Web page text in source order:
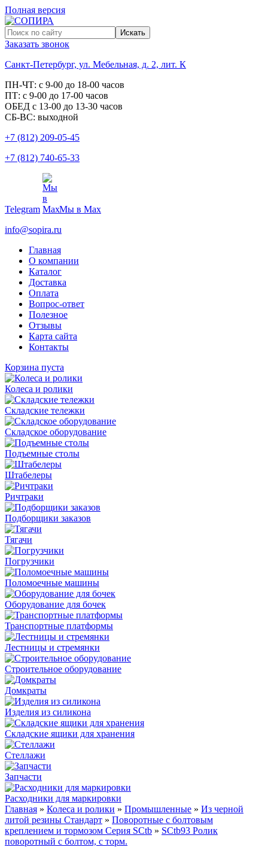
Полная версия
Заказать звонок
Санкт-Петербург, ул. Мебельная, д. 2, лит. К
ПН-ЧТ: с 9-00 до 18-00 часов
ПТ: с 9-00 до 17-00 часов
ОБЕД с 13-00 до 13-30 часов
СБ-ВС: выходной
+7 (812) 209-05-45
+7 (812) 740-65-33
Telegram
Мы в Max
info@sopira.ru
Главная
О компании
Каталог
Доставка
Оплата
Вопрос-ответ
Полезное
Отзывы
Карта сайта
Контакты
Корзина пуста
Колеса и ролики
Складские тележки
Складское оборудование
Подъемные столы
Штабелеры
Ричтраки
Подборщики заказов
Тягачи
Погрузчики
Поломоечные машины
Оборудование для бочек
Транспортные платформы
Лестницы и стремянки
Строительное оборудование
Домкраты
Изделия из силикона
Складские ящики для хранения
Стеллажи
Запчасти
Расходники для маркировки
Главная » Колеса и ролики » Промышленные » Из черной
литой резины Стандарт » Поворотные с болтовым
креплением и тормозом Серия SCtb » SCtb93 Ролик
поворотный с болтом, с торм.